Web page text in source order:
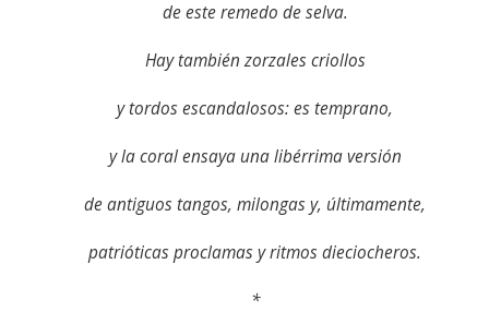
de este remedo de selva.
Hay también zorzales criollos
y tordos escandalosos: es temprano,
y la coral ensaya una libérrima versión
de antiguos tangos, milongas y, últimamente,
patrióticas proclamas y ritmos dieciocheros.
*